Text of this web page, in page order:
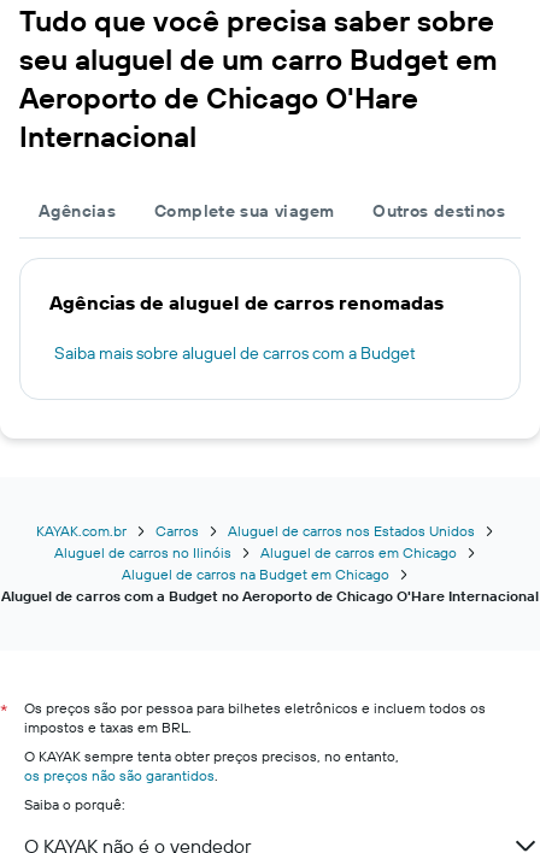
Tudo que você precisa saber sobre
seu aluguel de um carro Budget em
Aeroporto de Chicago O'Hare
Internacional
Agências Complete sua viagem Outros destinos
Agências de aluguel de carros renomadas
Saiba mais sobre aluguel de carros com a Budget
KAYAK.com.br Carros
Aluguel de carros nos Estados Unidos
Aluguel de carros no Ilinóis
Aluguel de carros em Chicago
Aluguel de carros na Budget em Chicago
Aluguel de carros com a Budget no Aeroporto de Chicago O'Hare Internacional
*
Os preços são por pessoa para bilhetes eletrônicos e incluem todos os
impostos e taxas em BRL.
O KAYAK sempre tenta obter preços precisos, no entanto,
os preços não são garantidos
Saiba o porquê:
O KAYAK não é o vendedor